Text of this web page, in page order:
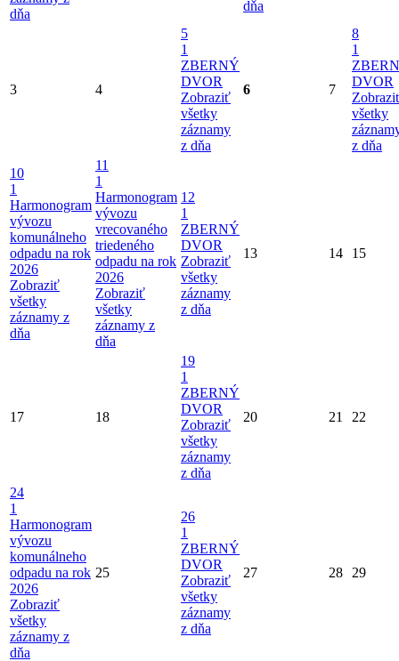
dňa
dňa
3 4
5
1
ZBERNÝ
DVOR
Zobraziť
všetky
záznamy
z dňa
6 7
8
1
DVOR
všetky
z dňa
10
1
Harmonogram
vývozu
komunálneho
odpadu na rok
2026
Zobraziť
všetky
záznamy z
dňa
11
1
Harmonogram
vývozu
vrecovaného
triedeného
odpadu na rok
2026
Zobraziť
všetky
záznamy z
dňa
12
1
ZBERNÝ
DVOR
Zobraziť
všetky
záznamy
z dňa
13 14 15
17 18
19
1
ZBERNÝ
DVOR
Zobraziť
všetky
záznamy
z dňa
20 21 22
24
1
Harmonogram
vývozu
komunálneho
odpadu na rok
2026
Zobraziť
všetky
záznamy z
dňa
25
26
1
ZBERNÝ
DVOR
Zobraziť
všetky
záznamy
z dňa
27 28 29